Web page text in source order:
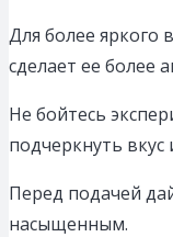
Для более яркого
сделает ее более
Не бойтесь
подчеркнуть
Перед подачей
насыщенным.